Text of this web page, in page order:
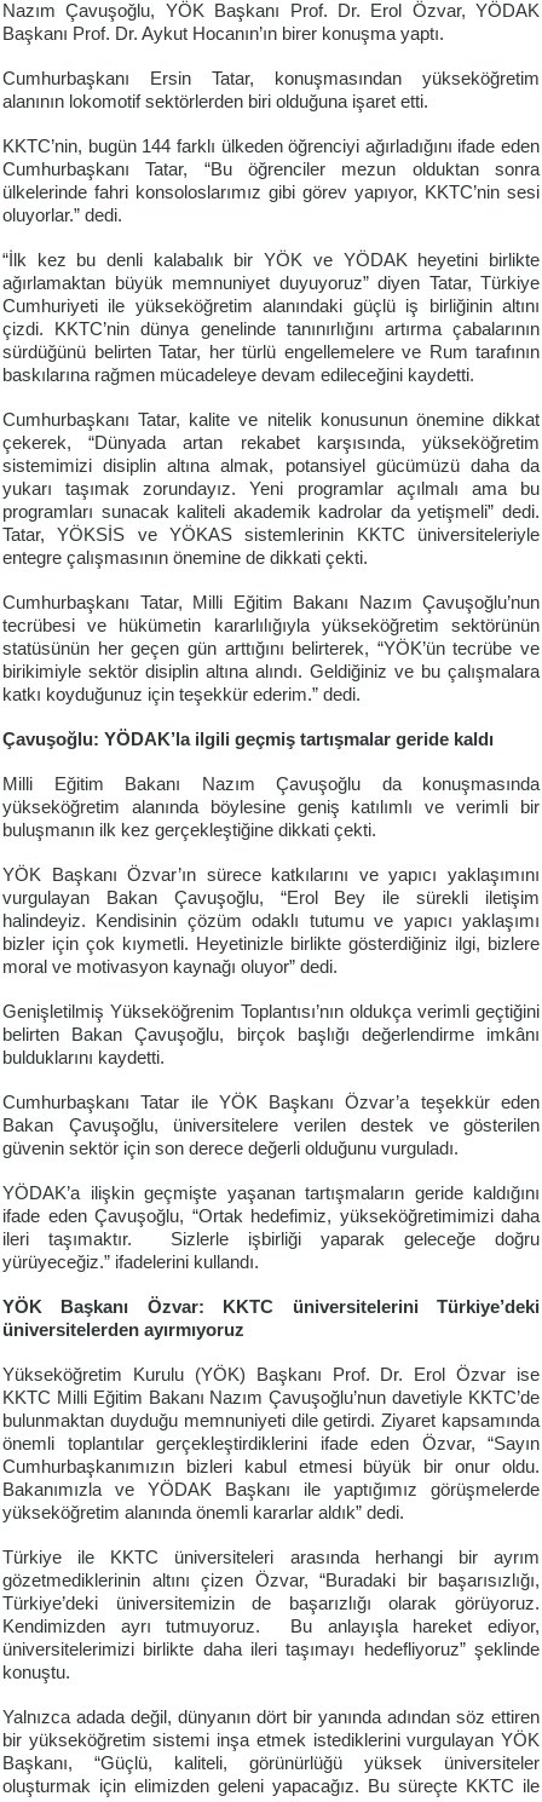
Nazım Çavuşoğlu, YÖK Başkanı Prof. Dr. Erol Özvar, YÖDAK
Başkanı Prof. Dr. Aykut Hocanın’ın birer konuşma yaptı.
Cumhurbaşkanı Ersin Tatar, konuşmasından yükseköğretim
alanının lokomotif sektörlerden biri olduğuna işaret etti.
KKTC’nin, bugün 144 farklı ülkeden öğrenciyi ağırladığını ifade eden
Cumhurbaşkanı Tatar, “Bu öğrenciler mezun olduktan sonra
ülkelerinde fahri konsoloslarımız gibi görev yapıyor, KKTC’nin sesi
oluyorlar.” dedi.
“İlk kez bu denli kalabalık bir YÖK ve YÖDAK heyetini birlikte
ağırlamaktan büyük memnuniyet duyuyoruz” diyen Tatar, Türkiye
Cumhuriyeti ile yükseköğretim alanındaki güçlü iş birliğinin altını
çizdi. KKTC’nin dünya genelinde tanınırlığını artırma çabalarının
sürdüğünü belirten Tatar, her türlü engellemelere ve Rum tarafının
baskılarına rağmen mücadeleye devam edileceğini kaydetti.
Cumhurbaşkanı Tatar, kalite ve nitelik konusunun önemine dikkat
çekerek, “Dünyada artan rekabet karşısında, yükseköğretim
sistemimizi disiplin altına almak, potansiyel gücümüzü daha da
yukarı taşımak zorundayız. Yeni programlar açılmalı ama bu
programları sunacak kaliteli akademik kadrolar da yetişmeli” dedi.
Tatar, YÖKSİS ve YÖKAS sistemlerinin KKTC üniversiteleriyle
entegre çalışmasının önemine de dikkati çekti.
Cumhurbaşkanı Tatar, Milli Eğitim Bakanı Nazım Çavuşoğlu’nun
tecrübesi ve hükümetin kararlılığıyla yükseköğretim sektörünün
statüsünün her geçen gün arttığını belirterek, “YÖK’ün tecrübe ve
birikimiyle sektör disiplin altına alındı. Geldiğiniz ve bu çalışmalara
katkı koyduğunuz için teşekkür ederim.” dedi.
Çavuşoğlu: YÖDAK’la ilgili geçmiş tartışmalar geride kaldı
Milli Eğitim Bakanı Nazım Çavuşoğlu da konuşmasında
yükseköğretim alanında böylesine geniş katılımlı ve verimli bir
buluşmanın ilk kez gerçekleştiğine dikkati çekti.
YÖK Başkanı Özvar’ın sürece katkılarını ve yapıcı yaklaşımını
vurgulayan Bakan Çavuşoğlu, “Erol Bey ile sürekli iletişim
halindeyiz. Kendisinin çözüm odaklı tutumu ve yapıcı yaklaşımı
bizler için çok kıymetli. Heyetinizle birlikte gösterdiğiniz ilgi, bizlere
moral ve motivasyon kaynağı oluyor” dedi.
Genişletilmiş Yükseköğrenim Toplantısı’nın oldukça verimli geçtiğini
belirten Bakan Çavuşoğlu, birçok başlığı değerlendirme imkânı
bulduklarını kaydetti.
Cumhurbaşkanı Tatar ile YÖK Başkanı Özvar’a teşekkür eden
Bakan Çavuşoğlu, üniversitelere verilen destek ve gösterilen
güvenin sektör için son derece değerli olduğunu vurguladı.
YÖDAK’a ilişkin geçmişte yaşanan tartışmaların geride kaldığını
ifade eden Çavuşoğlu, “Ortak hedefimiz, yükseköğretimimizi daha
ileri taşımaktır. Sizlerle işbirliği yaparak geleceğe doğru
yürüyeceğiz.” ifadelerini kullandı.
YÖK Başkanı Özvar: KKTC üniversitelerini Türkiye’deki
üniversitelerden ayırmıyoruz
Yükseköğretim Kurulu (YÖK) Başkanı Prof. Dr. Erol Özvar ise
KKTC Milli Eğitim Bakanı Nazım Çavuşoğlu’nun davetiyle KKTC’de
bulunmaktan duyduğu memnuniyeti dile getirdi. Ziyaret kapsamında
önemli toplantılar gerçekleştirdiklerini ifade eden Özvar, “Sayın
Cumhurbaşkanımızın bizleri kabul etmesi büyük bir onur oldu.
Bakanımızla ve YÖDAK Başkanı ile yaptığımız görüşmelerde
yükseköğretim alanında önemli kararlar aldık” dedi.
Türkiye ile KKTC üniversiteleri arasında herhangi bir ayrım
gözetmediklerinin altını çizen Özvar, “Buradaki bir başarısızlığı,
Türkiye’deki üniversitemizin de başarızlığı olarak görüyoruz.
Kendimizden ayrı tutmuyoruz. Bu anlayışla hareket ediyor,
üniversitelerimizi birlikte daha ileri taşımayı hedefliyoruz” şeklinde
konuştu.
Yalnızca adada değil, dünyanın dört bir yanında adından söz ettiren
bir yükseköğretim sistemi inşa etmek istediklerini vurgulayan YÖK
Başkanı, “Güçlü, kaliteli, görünürlüğü yüksek üniversiteler
oluşturmak için elimizden geleni yapacağız. Bu süreçte KKTC ile